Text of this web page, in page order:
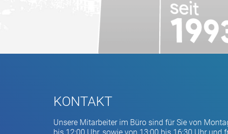
KONTAKT
Unsere Mitarbeiter im Büro sind für Sie von